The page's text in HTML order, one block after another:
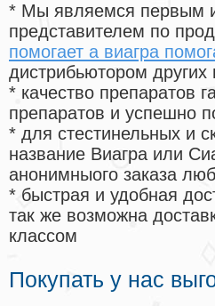
* Мы являемся первым
представителем по
помогает а виагра
дистрибьютором других
* качество препаратов
препаратов и успешно
* для стестинельных и
название Виагра или
анонимныого заказа
* быстрая и удобная
так же возможна
классом
Покупать у нас